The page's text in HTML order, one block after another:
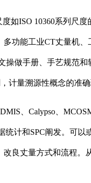
ISO 10360系列尺度
功能工业CT丈量机
做手册、手艺规范
计量溯源性概念的准
、Calypso、
计和SPC阐发。可
良丈量方式和流程。